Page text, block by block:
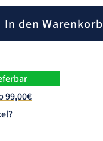
Gebrüder
Köberlin,
Döbeln
in
Menge
In den Warenkorb
99,00€